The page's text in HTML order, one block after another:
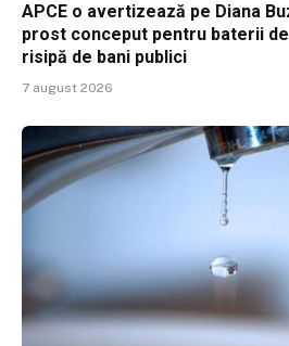
APCE o avertizează pe Diana
prost conceput pentru baterii
risipă de bani publici
7 august 2026